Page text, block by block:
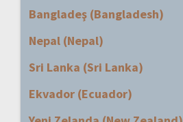
Bangladeş (Bangladesh)
Nepal (Nepal)
Sri Lanka (Sri Lanka)
Ekvador (Ecuador)